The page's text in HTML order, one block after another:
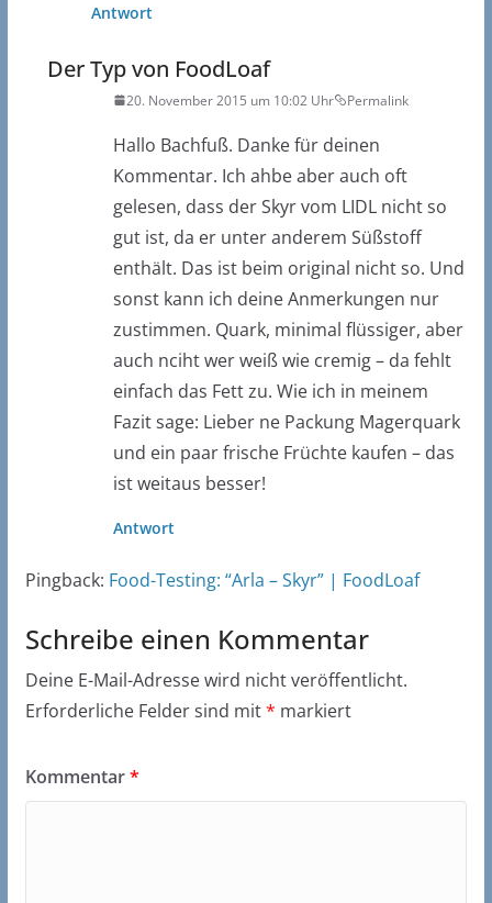
Antwort
Der Typ von FoodLoaf
20. November 2015 um 10:02 Uhr Permalink
Hallo Bachfuß. Danke für deinen
Kommentar. Ich ahbe aber auch oft
gelesen, dass der Skyr vom LIDL nicht so
gut ist, da er unter anderem Süßstoff
enthält. Das ist beim original nicht so. Und
sonst kann ich deine Anmerkungen nur
zustimmen. Quark, minimal flüssiger, aber
auch nciht wer weiß wie cremig – da fehlt
einfach das Fett zu. Wie ich in meinem
Fazit sage: Lieber ne Packung Magerquark
und ein paar frische Früchte kaufen – das
ist weitaus besser!
Antwort
Pingback: Food-Testing: “Arla – Skyr” | FoodLoaf
Schreibe einen Kommentar
Deine E-Mail-Adresse wird nicht veröffentlicht.
Erforderliche Felder sind mit* markiert
Kommentar*